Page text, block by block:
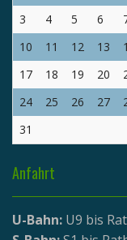
3
4 5 6
10
11 12 13
17
18 19 20
24
25 26 27
31
Anfahrt
U-Bahn: U9 bis